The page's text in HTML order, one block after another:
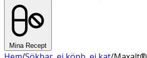
Mina Recept